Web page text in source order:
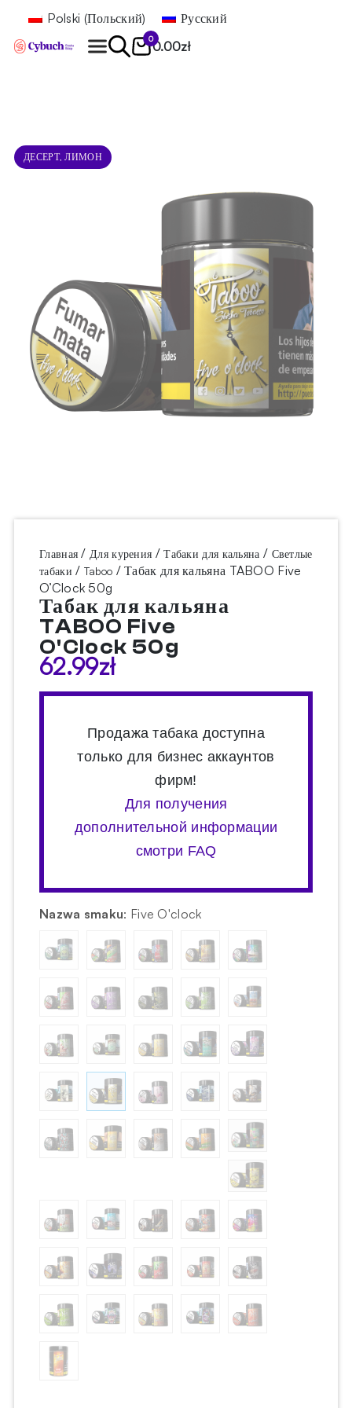
Polski (Польский) Русский
0
0.00zł
ДЕСЕРТ, ЛИМОН
Главная /Для курения /Табаки для кальяна / Светлые
табаки / Taboo / Табак для кальяна TABOO Five
O’Clock 50g
Табак для кальяна
TABOO Five
O'Clock 50g
62.99zł
Продажа табака доступна
только для бизнес аккаунтов
фирм!
Для получения
дополнительной информации
смотри FAQ
Nazwa smaku: Five O'clock